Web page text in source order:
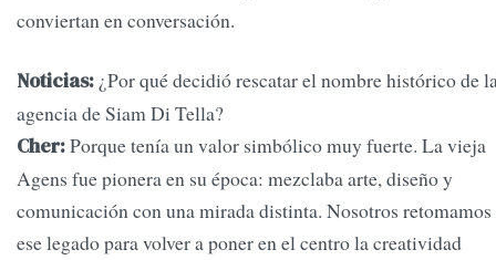
conviertan en conversación.
Noticias: ¿Por qué decidió rescatar el nombre histórico de
agencia de Siam Di Tella?
Cher:Porque tenía un valor simbólico muy fuerte. La vieja
Agens fue pionera en su época: mezclaba arte, diseño y
comunicación con una mirada distinta. Nosotros retomamos
ese legado para volver a poner en el centro la creatividad